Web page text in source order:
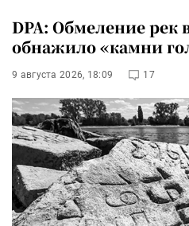
DPA: Обмеление рек
обнажило «камни
9 августа 2026, 18:09 17